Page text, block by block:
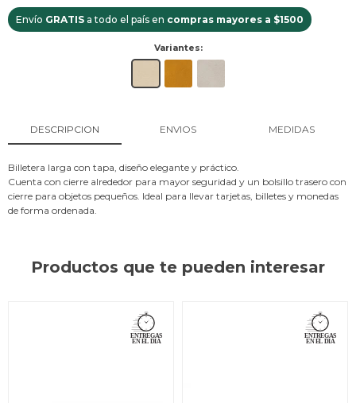
Envío GRATIS a todo el país en compras mayores a $1500
Variantes:
DESCRIPCION ENVIOS MEDIDAS
Billetera larga con tapa, diseño elegante y práctico.
Cuenta con cierre alrededor para mayor seguridad y un bolsillo trasero con
cierre para objetos pequeños. Ideal para llevar tarjetas, billetes y monedas
de forma ordenada.
Productos que te pueden interesar